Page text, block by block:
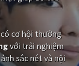
- Tài liệu
cơ hội thưởng
với trải nghiệm
sắc nét và nội